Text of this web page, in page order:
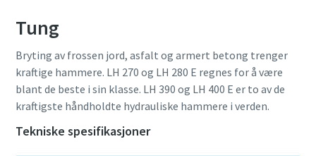
Tung
Bryting av frossen jord, asfalt og armert betong trenger
kraftige hammere. LH 270 og LH 280 E regnes for å være
blant de beste i sin klasse. LH 390 og LH 400 E er to av de
kraftigste håndholdte hydrauliske hammere i verden.
Tekniske spesifikasjoner